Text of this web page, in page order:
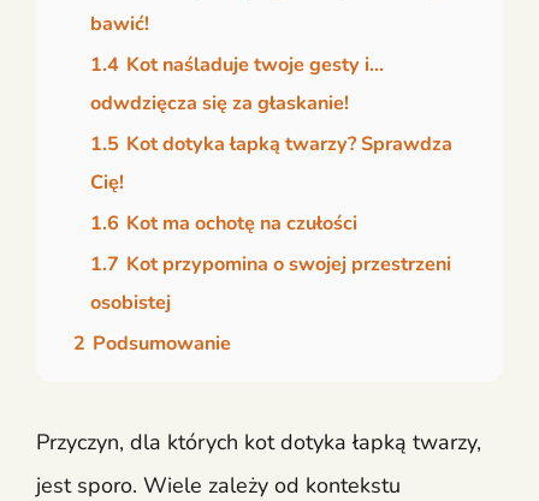
bawić!
1.4 Kot naśladuje twoje gesty i…
odwdzięcza się za głaskanie!
1.5 Kot dotyka łapką twarzy? Sprawdza
Cię!
1.6 Kot ma ochotę na czułości
1.7 Kot przypomina o swojej przestrzeni
osobistej
2 Podsumowanie
Przyczyn, dla których kot dotyka łapką twarzy,
jest sporo. Wiele zależy od kontekstu